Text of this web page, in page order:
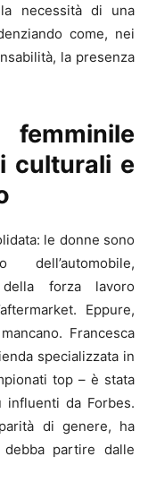
necessità di una
come, nei
la presenza
culturali e
le donne sono
dell’automobile,
forza lavoro
Eppure,
Francesca
specializzata in
top – è stata
da Forbes.
di genere, ha
partire dalle